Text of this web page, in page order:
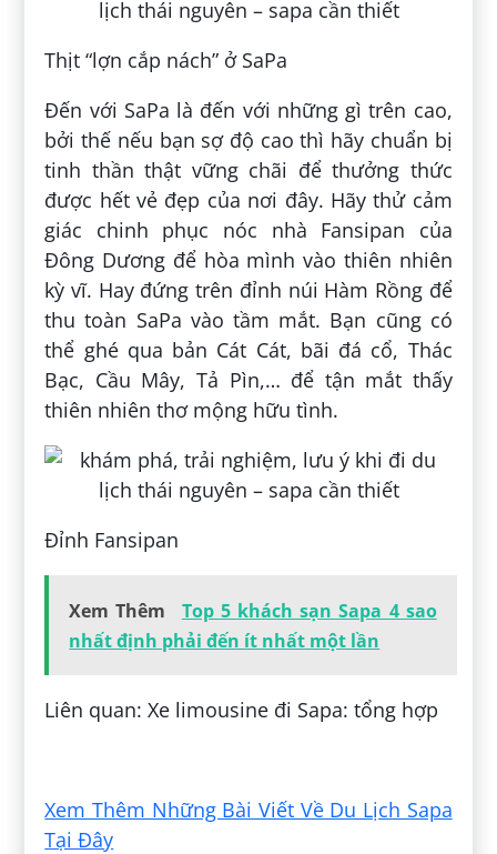
Thịt “lợn cắp nách” ở SaPa
Đến với SaPa là đến với những gì trên cao,
bởi thế nếu bạn sợ độ cao thì hãy chuẩn bị
tinh thần thật vững chãi để thưởng thức
được hết vẻ đẹp của nơi đây. Hãy thử cảm
giác chinh phục nóc nhà Fansipan của
Đông Dương để hòa mình vào thiên nhiên
kỳ vĩ. Hay đứng trên đỉnh núi Hàm Rồng để
thu toàn SaPa vào tầm mắt. Bạn cũng có
thể ghé qua bản Cát Cát, bãi đá cổ, Thác
Bạc, Cầu Mây, Tả Pìn,… để tận mắt thấy
thiên nhiên thơ mộng hữu tình.
Đỉnh Fansipan
Xem Thêm
Top 5 khách sạn Sapa 4 sao
nhất định phải đến ít nhất một lần
Liên quan: Xe limousine đi Sapa: tổng hợp
Xem Thêm Những Bài Viết Về Du Lịch Sapa
Tại Đây